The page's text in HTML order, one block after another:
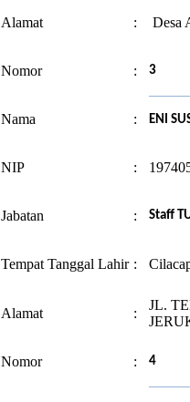
Alamat : Desa
Nomor : 3
Nama : ENI
NIP :
Jabatan : Staff
Tempat Tanggal Lahir :
Alamat :
JL.
Nomor : 4